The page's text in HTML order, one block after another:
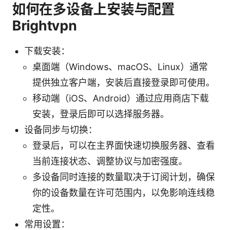
如何在多设备上安装与配置
Brightvpn
下载安装：
桌面端（Windows、macOS、Linux）通常
提供独立客户端，安装后直接登录即可使用。
移动端（iOS、Android）通过应用商店下载
安装，登录后即可以选择服务器。
设备同步与切换：
登录后，可以在主界面快速切换服务器、查看
当前连接状态、调整协议与加密强度。
多设备同时连接的数量取决于订阅计划，确保
你的设备数量在许可范围内，以免影响连线稳
定性。
常用设置：